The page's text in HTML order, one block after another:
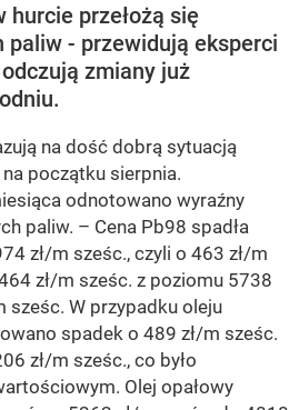
hurcie przełożą się
paliw - przewidują eksperci
zmiany już
na dość dobrą sytuacją
początku sierpnia.
odnotowano wyraźny
paliw. – Cena Pb98 spadła
zł/m sześc., czyli o 463 zł/m
zł/m sześc. z poziomu 5738
sześc. W przypadku oleju
spadek o 489 zł/m sześc.
zł/m sześc., co było
Olej opałowy